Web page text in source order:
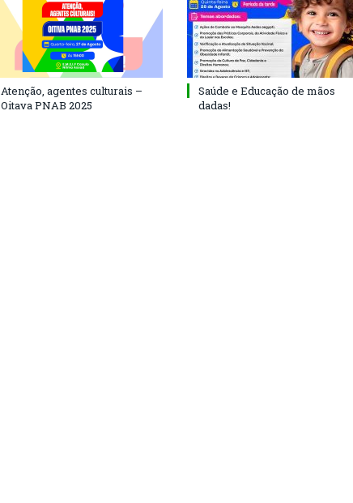
Atenção, agentes culturais –
Oitava PNAB 2025
Saúde e Educação de mãos
dadas!